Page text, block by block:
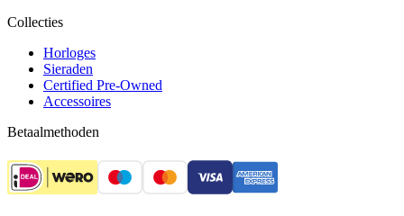
Collecties
Horloges
Sieraden
Certified Pre-Owned
Accessoires
Betaalmethoden